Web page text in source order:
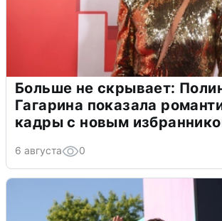
Больше не скрывает:
Гагарина показала
кадры с новым
6 августа 0